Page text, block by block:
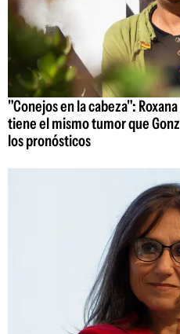
"Conejos en la cabeza":
tiene el mismo tumor que
los pronósticos